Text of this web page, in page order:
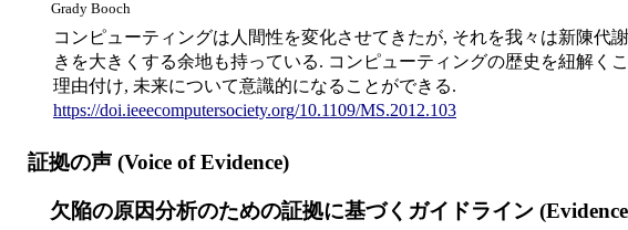
Grady Booch
コンピューティングは人間性を変化させてきたが, それを我々は新陳
きを大きくする余地も持っている. コンピューティングの歴史を紐解
理由付け, 未来について意識的になることができる.
https://doi.ieeecomputersociety.org/10.1109/MS.2012.103
証拠の声 (Voice of Evidence)
欠陥の原因分析のための証拠に基づくガイドライン